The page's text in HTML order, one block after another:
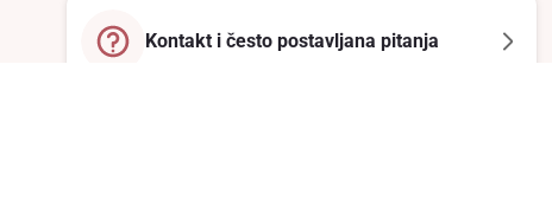
Kontakt i često postavljana pitanja